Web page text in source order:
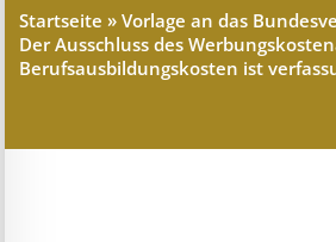
Startseite »Vorlage an das
Der Ausschluss des
Berufsausbildungskosten ist